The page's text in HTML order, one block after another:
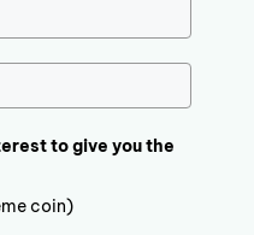
to give you the
coin)